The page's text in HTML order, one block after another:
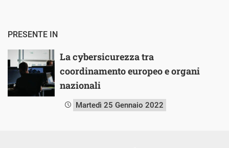
PRESENTE IN
La cybersicurezza tra
coordinamento europeo e organi
nazionali
Martedì 25 Gennaio 2022